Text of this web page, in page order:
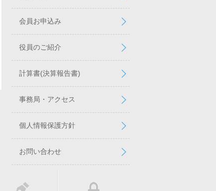
会員お申込み
役員のご紹介
計算書(決算報告書)
事務局・アクセス
個人情報保護方針
お問い合わせ